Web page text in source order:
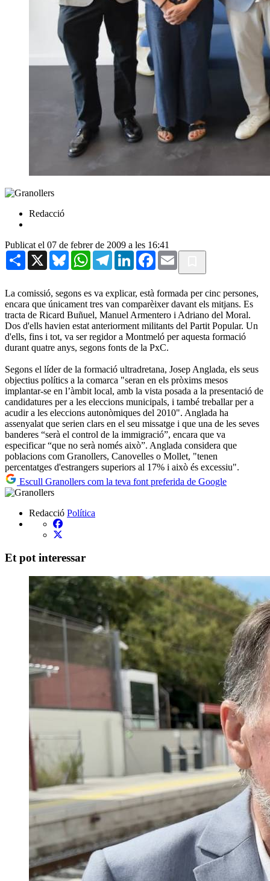
Redacció
Publicat el 07 de febrer de 2009 a les 16:41
Share X BlueskyWhatsAppTelegramLinkedInFacebook
Email
La comissió, segons es va explicar, està formada per cinc persones,
encara que únicament tres van comparèixer davant els mitjans. Es
tracta de Ricard Buñuel, Manuel Armentero i Adriano del Moral.
Dos d'ells havien estat anteriorment militants del Partit Popular. Un
d'ells, fins i tot, va ser regidor a Montmeló per aquesta formació
durant quatre anys, segons fonts de la PxC.
Segons el líder de la formació ultradretana, Josep Anglada, els seus
objectius polítics a la comarca "seran en els pròxims mesos
implantar-se en l’àmbit local, amb la vista posada a la presentació de
candidatures per a les eleccions municipals, i també treballar per a
acudir a les eleccions autonòmiques del 2010". Anglada ha
assenyalat que serien clars en el seu missatge i que una de les seves
banderes “serà el control de la immigració”, encara que va
especificar “que no serà només això”. Anglada considera que
poblacions com Granollers, Canovelles o Mollet, "tenen
percentatges d'estrangers superiors al 17% i això és excessiu".
Escull Granollers com la teva font preferida de Google
Redacció Política
Et pot interessar